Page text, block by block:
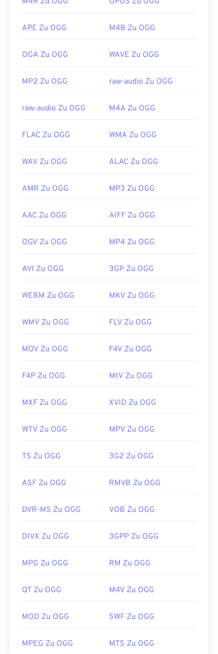
Project (3GPP)
https://en.wikipedia.org/wiki/Adaptive_Multi-
https://download.cnet.com/s/3ga-player/
Entwickelt von:
Xiph.Org Foundation
Erstveröffentlichung:
2000
https://en.wikipedia.org/wiki/Ogg
APE Zu OGG M4B Zu OGG
OGA Zu OGG WAVE Zu OGG
MP2 Zu OGG raw-audio Zu OGG
raw-audio Zu OGG M4A Zu OGG
FLAC Zu OGG WMA Zu OGG
WAV Zu OGG ALAC Zu OGG
AMR Zu OGG MP3 Zu OGG
AAC Zu OGG AIFF Zu OGG
OGV Zu OGG MP4 Zu OGG
AVI Zu OGG 3GP Zu OGG
WEBM Zu OGG MKV Zu OGG
WMV Zu OGG FLV Zu OGG
MOV Zu OGG F4V Zu OGG
F4P Zu OGG M1V Zu OGG
MXF Zu OGG XVID Zu OGG
WTV Zu OGG MPV Zu OGG
TS Zu OGG 3G2 Zu OGG
ASF Zu OGG RMVB Zu OGG
DVR-MS Zu OGG VOB Zu OGG
DIVX Zu OGG 3GPP Zu OGG
MPG Zu OGG RM Zu OGG
QT Zu OGG M4V Zu OGG
MOD Zu OGG SWF Zu OGG
MPEG Zu OGG MTS Zu OGG